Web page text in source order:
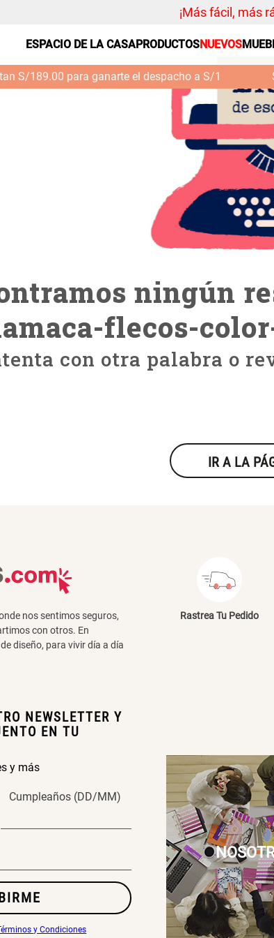
¡Más fácil, más
ESPACIO DE LA CASAPRODUCTOSNUEVOS
S/189.00 para ganarte el despacho a S/1
ningún
flecos-
con otra palabra o
IR A LA
nos sentimos seguros,
con otros. En
diseño, para vivir día a día
NEWSLETTER Y
EN TU
y más
Cumpleaños (DD/MM)
y Condiciones
Rastrea Tu Pedido
Organizador
Cojin
Alfombra
Niños
Almohada
Mantel
Sabanas
Platos
Cortinas